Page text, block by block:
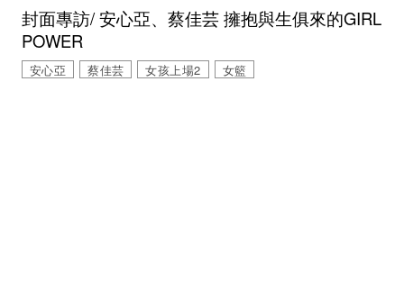
封面專訪/ 安心亞、蔡佳芸 擁抱與生俱來的GIRL
POWER
安心亞 蔡佳芸 女孩上場2 女籃